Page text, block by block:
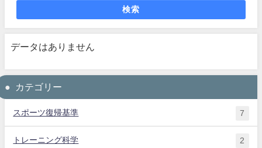
検索
データはありません
カテゴリー
スポーツ復帰基準 7
トレーニング科学 2